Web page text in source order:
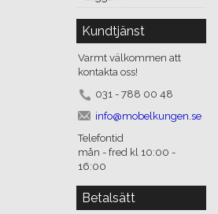
Kundtjänst
Varmt välkommen att
kontakta oss!
031 - 788 00 48
info@mobelkungen.se
Telefontid
mån - fred kl 10:00 -
16:00
Betalsätt